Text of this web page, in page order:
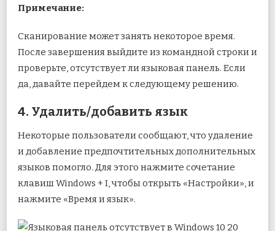
Примечание:
Сканирование может занять некоторое время.
После завершения выйдите из командной строки и
проверьте, отсутствует ли языковая панель. Если
да, давайте перейдем к следующему решению.
4. Удалить/добавить язык
Некоторые пользователи сообщают, что удаление
и добавление предпочтительных дополнительных
языков помогло. Для этого нажмите сочетание
клавиш Windows + I, чтобы открыть «Настройки», и
нажмите «Время и язык».